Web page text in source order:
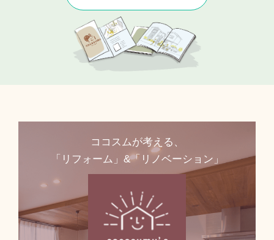
ココスムが考える、
「リフォーム」&「リノベーション」